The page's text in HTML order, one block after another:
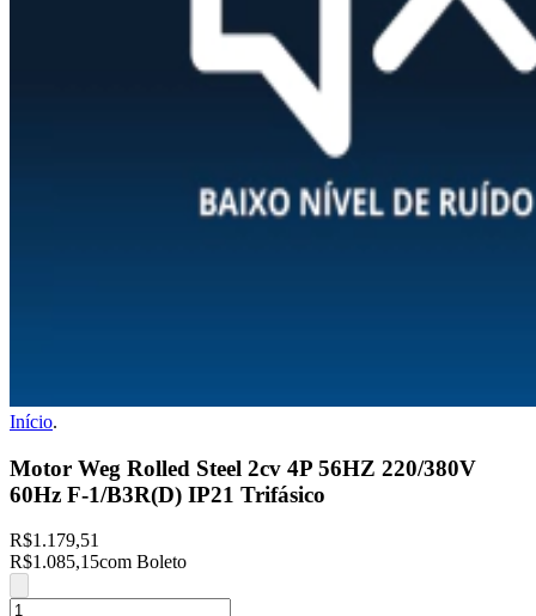
Início.
Motor Weg Rolled Steel 2cv 4P 56HZ 220/380V
60Hz F-1/B3R(D) IP21 Trifásico
R$1.179,51
R$1.085,15com Boleto